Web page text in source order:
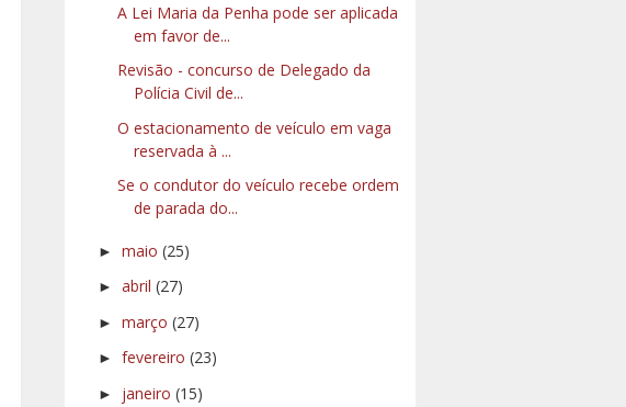
A Lei Maria da Penha pode ser aplicada
em favor de...
Revisão - concurso de Delegado da
Polícia Civil de...
O estacionamento de veículo em vaga
reservada à ...
Se o condutor do veículo recebe ordem
de parada do...
► maio (25)
► abril (27)
► março (27)
► fevereiro (23)
► janeiro (15)